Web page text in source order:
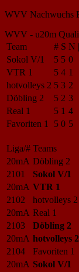
WVV Nachwuchs
WVV - u20m
Team
# S N |
Sokol V/1
5 5 0
VTR 1
5 4 1
hotvolleys 2 5 3 2
Döbling 2
5 2 3
Real 1
5 1 4
Favoriten 1
5 0 5
Liga/# Teams
20mA Döbling 2
2101
Sokol V/1
20mA VTR 1
2102
hotvolleys 2
20mA Real 1
2103
Döbling 2
20mA hotvolleys 2
2104
Favoriten 1
20mA Sokol V/1